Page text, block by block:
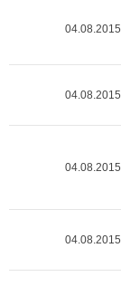
04.08.2015
04.08.2015
04.08.2015
04.08.2015